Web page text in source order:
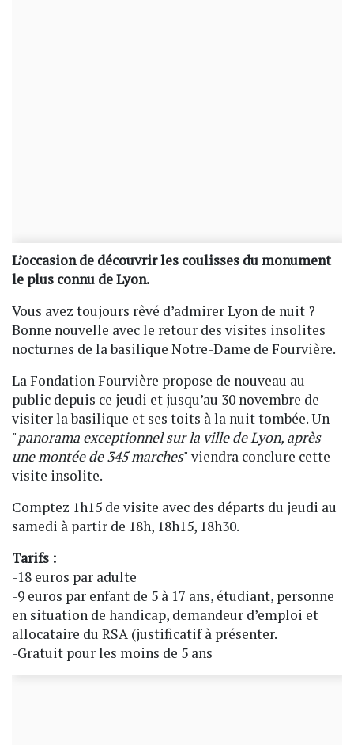
L’occasion de découvrir les coulisses du monument
le plus connu de Lyon.
Vous avez toujours rêvé d’admirer Lyon de nuit ?
Bonne nouvelle avec le retour des visites insolites
nocturnes de la basilique Notre-Dame de Fourvière.
La Fondation Fourvière propose de nouveau au
public depuis ce jeudi et jusqu’au 30 novembre de
visiter la basilique et ses toits à la nuit tombée. Un
"panorama exceptionnel sur la ville de Lyon, après
une montée de 345 marches" viendra conclure cette
visite insolite.
Comptez 1h15 de visite avec des départs du jeudi au
samedi à partir de 18h, 18h15, 18h30.
Tarifs :
-18 euros par adulte
-9 euros par enfant de 5 à 17 ans, étudiant, personne
en situation de handicap, demandeur d’emploi et
allocataire du RSA (justificatif à présenter.
-Gratuit pour les moins de 5 ans